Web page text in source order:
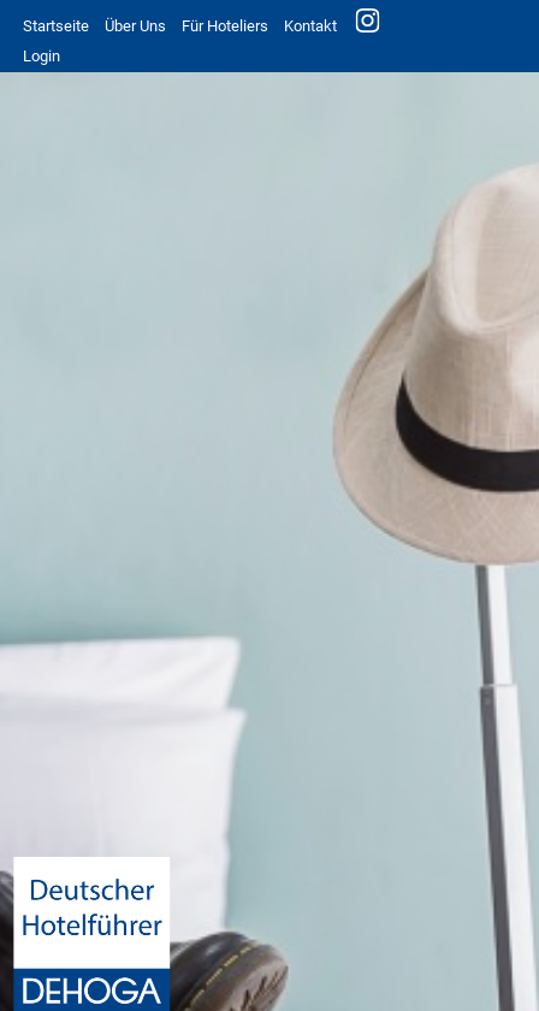
Startseite Über Uns Für Hoteliers
Kontakt
Login